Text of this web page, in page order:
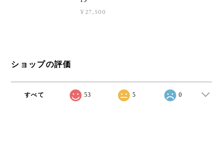
¥27,500
ショップの評価
すべて 53 5 0